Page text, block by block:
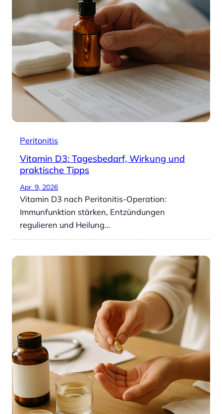
Peritonitis
Vitamin D3: Tagesbedarf, Wirkung und
praktische Tipps
Apr. 9, 2026
Vitamin D3 nach Peritonitis-Operation:
Immunfunktion stärken, Entzündungen
regulieren und Heilung…